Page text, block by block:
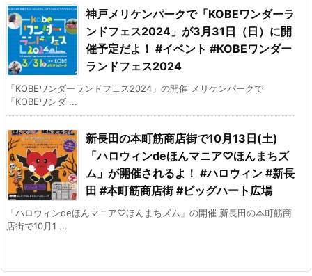
神戸メリケンパークで「KOBEワンダーラ
ンドフェス2024」が3月31日（日）に開
催予定だよ！ #イベント #KOBEワンダー
ランドフェス2024
「KOBEワンダーランドフェス2024」の開催 メリケンパークで
「KOBEワンダ ...
新長田の本町筋商店街で10月13日(土)
「ハロウィンdeほんマニア♡ほんまちズ
ム」が開催されるよ！ #ハロウィン #新長
田 #本町筋商店街 #ビッグハート広場
「ハロウィンdeほんマニア♡ほんまちズム」の開催 新長田の本町筋商
店街で10月1 ...